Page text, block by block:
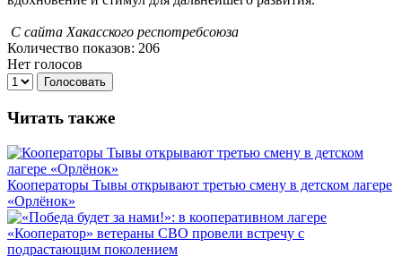
С сайта Хакасского респотребсоюза
Количество показов: 206
Нет голосов
Голосовать
Читать также
Кооператоры Тывы открывают третью смену в детском лагере
«Орлёнок»